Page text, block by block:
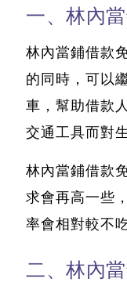
一、林內
林內當鋪借款
的同時，可以
車 ，幫助借款
交通工具而對
林內當鋪借款
求會再高一些
率會相對較不吃
二、林內